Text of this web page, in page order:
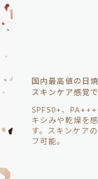
国内最高値の日
スキンケア感覚
SPF50+、
キシみや乾燥を
す。スキンケア
フ可能。